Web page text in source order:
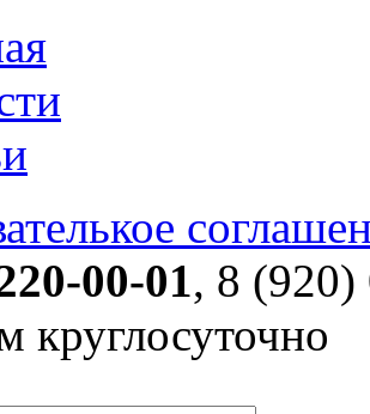
00-01, 8 (920)
круглосуточно